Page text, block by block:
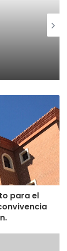
esta es la
la
más, los
mascota.
para el